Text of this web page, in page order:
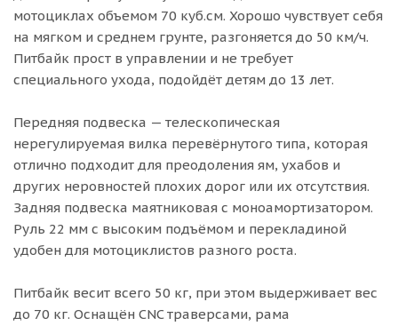
мотоциклах объемом 70 куб.см. Хорошо чувствует себя
на мягком и среднем грунте, разгоняется до 50 км/ч.
Питбайк прост в управлении и не требует
специального ухода, подойдёт детям до 13 лет.
Передняя подвеска — телескопическая
нерегулируемая вилка перевёрнутого типа, которая
отлично подходит для преодоления ям, ухабов и
других неровностей плохих дорог или их отсутствия.
Задняя подвеска маятниковая с моноамортизатором.
Руль 22 мм с высоким подъёмом и перекладиной
удобен для мотоциклистов разного роста.
Питбайк весит всего 50 кг, при этом выдерживает вес
до 70 кг. Оснащён CNC траверсами, рама